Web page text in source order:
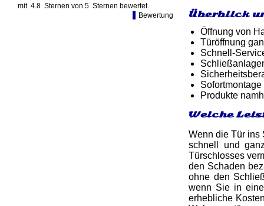
mit 4.8 Sternen von 5 Sternen bewertet.
Bewertung
Überblick
Öffnung von
Türöffnung
Schnell-
Produkte
Welche
Wenn die Tür ins
schnell und
Türschlosses
den Schaden
ohne den
wenn Sie in
erhebliche